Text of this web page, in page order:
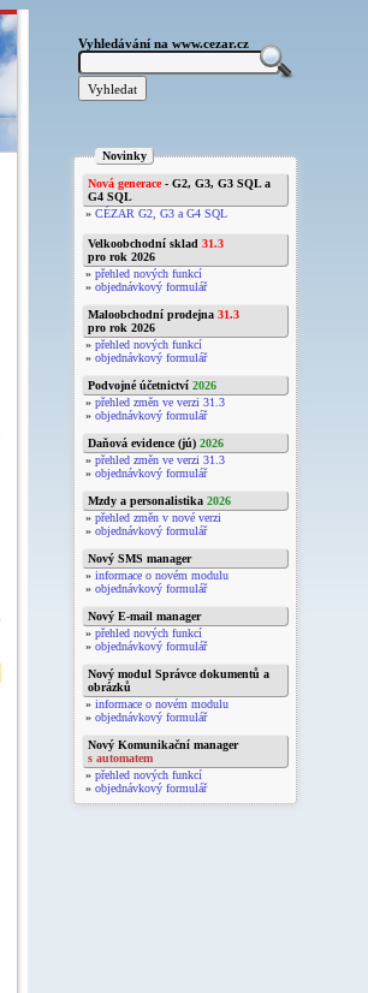
Vyhledávání na www.cezar.cz
Novinky
Nová generace- G2, G3, G3 SQL a
G4 SQL
» CÉZAR G2, G3 a G4 SQL
Velkoobchodní sklad 31.3
pro rok 2026
» přehled nových funkcí
» objednávkový formulář
Maloobchodní prodejna 31.3
pro rok 2026
» přehled nových funkcí
» objednávkový formulář
Podvojné účetnictví 2026
» přehled změn ve verzi 31.3
» objednávkový formulář
Daňová evidence (jú) 2026
» přehled změn ve verzi 31.3
» objednávkový formulář
Mzdy a personalistika 2026
» přehled změn v nové verzi
» objednávkový formulář
Nový SMS manager
» informace o novém modulu
» objednávkový formulář
Nový E-mail manager
» přehled nových funkcí
» objednávkový formulář
Nový modul Správce dokumentů a
obrázků
» informace o novém modulu
» objednávkový formulář
Nový Komunikační manager
s automatem
» přehled nových funkcí
» objednávkový formulář